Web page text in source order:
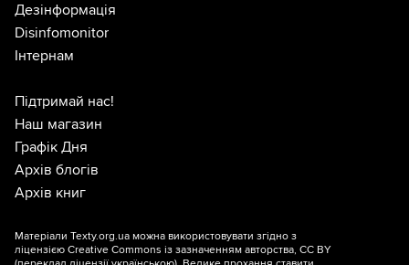
Дезінформація
Disinfomonitor
Інтернам
Підтримай нас!
Наш магазин
Графік Дня
Архів блогів
Архів книг
Матеріали Texty.org.ua можна використовувати згідно з
ліцензією Creative Commons із зазначенням авторства, CC BY